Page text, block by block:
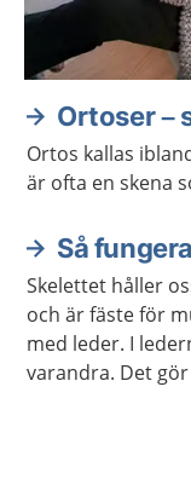
Ortoser –
Ortos kallas
är ofta en skena
Så
Skelettet håller
och är fäste för
med leder. I
varandra. Det